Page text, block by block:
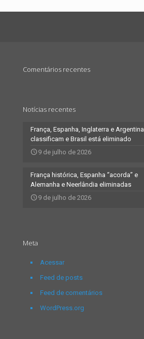
Comentários recentes
Notícias recentes
França, Espanha, Inglaterra e Argentina
classificam e Brasil está eliminado
9 de julho de 2026
França histórica, Espanha “acorda” e
Alemanha e Neerlândia eliminadas
9 de julho de 2026
Meta
Acessar
Feed de posts
Feed de comentários
WordPress.org